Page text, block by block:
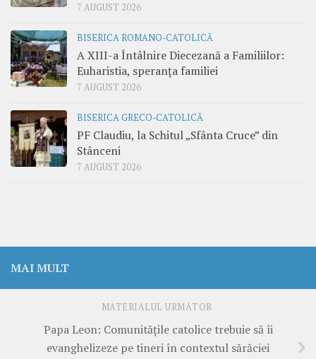
7 AUGUST 2026
BISERICA ROMANO-CATOLICĂ
A XIII-a Întâlnire Diecezană a Familiilor:
Euharistia, speranța familiei
7 AUGUST 2026
BISERICA GRECO-CATOLICĂ
PF Claudiu, la Schitul „Sfânta Cruce” din
Stânceni
7 AUGUST 2026
MAI MULT
MATERIALUL URMĂTOR
Papa Leon: Comunitățile catolice trebuie să îi
evanghelizeze pe tineri în contextul sărăciei